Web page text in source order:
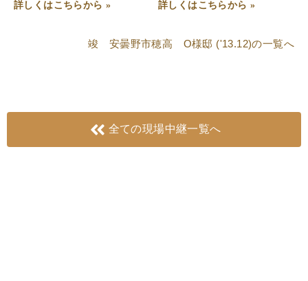
詳しくはこちらから » 詳しくはこちらから »
竣 安曇野市穂高 O様邸 ('13.12)の一覧へ
全ての現場中継一覧へ